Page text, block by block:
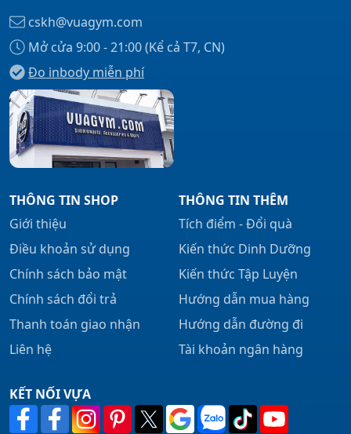
cskh@vuagym.com
Mở cửa 9:00 - 21:00 (Kể cả T7, CN)
Đo inbody miễn phí
THÔNG TIN SHOP
Giới thiệu
Điều khoản sử dụng
Chính sách bảo mật
Chính sách đổi trả
Thanh toán giao nhận
Liên hệ
THÔNG TIN THÊM
Tích điểm - Đổi quà
Kiến thức Dinh Dưỡng
Kiến thức Tập Luyện
Hướng dẫn mua hàng
Hướng dẫn đường đi
Tài khoản ngân hàng
KẾT NỐI VỰA